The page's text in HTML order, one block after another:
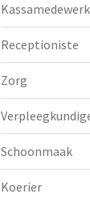
Receptioniste
Zorg
Schoonmaak
Koerier